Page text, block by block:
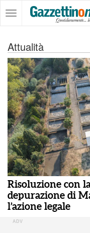
Attualità
Risoluzione con
depurazione di
l’azione legale